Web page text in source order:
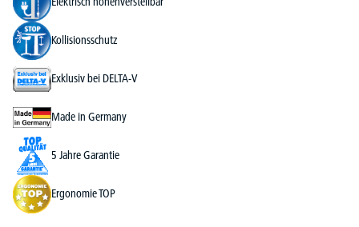
Kollisionsschutz
Exklusiv bei DELTA-V
Made in Germany
5 Jahre Garantie
Ergonomie TOP